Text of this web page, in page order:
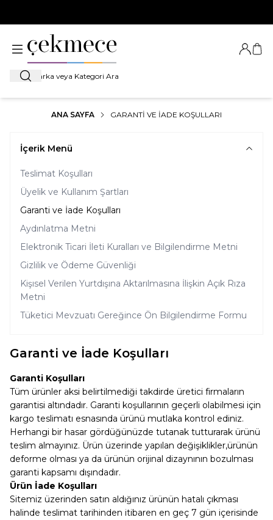
Ara
Giriş
ANA SAYFA GARANTI VE İADE KOŞULLARI
İçerik Menü
Teslimat Koşulları
Üyelik ve Kullanım Şartları
Garanti ve İade Koşulları
Aydınlatma Metni
Elektronik Ticari İleti Kuralları ve Bilgilendirme Metni
Gizlilik ve Ödeme Güvenliği
Kişısel Verilen Yurtdışına Aktarılmasına İlişkin Açık Rıza
Metni
Tüketici Mevzuatı Gereğince Ön Bilgilendirme Formu
Garanti ve İade Koşulları
Garanti Koşulları
Tüm ürünler aksi belirtilmediği takdirde üretici firmaların
garantisi altındadır. Garanti koşullarının geçerli olabilmesi için
kargo teslimatı esnasında ürünü mutlaka kontrol ediniz.
Herhangi bir hasar gördüğünüzde tutanak tutturarak ürünü
teslim almayınız. Ürün üzerinde yapılan değişiklikler,ürünün
deforme olması ya da ürünün orijinal dizaynının bozulması
garanti kapsamı dışındadır.
Ürün İade Koşulları
Sitemiz üzerinden satın aldığınız ürünün hatalı çıkması
halinde teslimat tarihinden itibaren en geç 7 gün içerisinde